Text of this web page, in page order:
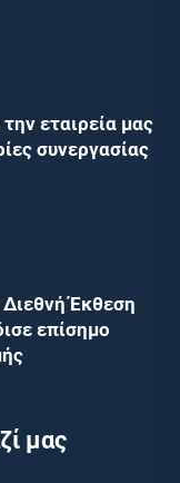
εταιρεία μας
συνεργασίας
Διεθνή Έκθεση
επίσημο
μας